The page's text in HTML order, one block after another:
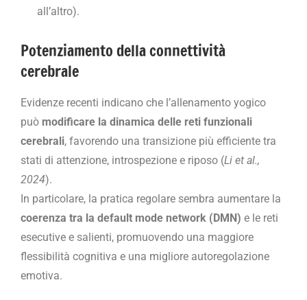
all’altro).
Potenziamento della connettività
cerebrale
Evidenze recenti indicano che l’allenamento yogico
può modificare la dinamica delle reti funzionali
cerebrali, favorendo una transizione più efficiente tra
stati di attenzione, introspezione e riposo (Li et al.,
2024).
In particolare, la pratica regolare sembra aumentare la
coerenza tra la default mode network (DMN) e le reti
esecutive e salienti, promuovendo una maggiore
flessibilità cognitiva e una migliore autoregolazione
emotiva.